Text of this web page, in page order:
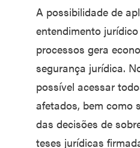
A possibilidade de
entendimento
processos gera
segurança jurídica.
possível acessar
afetados, bem como
das decisões de
teses jurídicas